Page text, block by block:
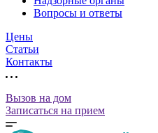
Вопросы и ответы
Цены
Статьи
Контакты
Вызов на дом
Записаться на прием